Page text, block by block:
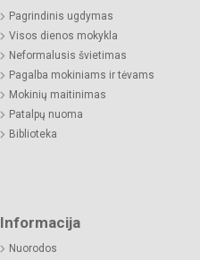
Pagrindinis ugdymas
Visos dienos mokykla
Neformalusis švietimas
Pagalba mokiniams ir tėvams
Mokinių maitinimas
Patalpų nuoma
Biblioteka
Informacija
Nuorodos